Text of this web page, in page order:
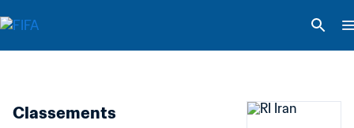
Classements